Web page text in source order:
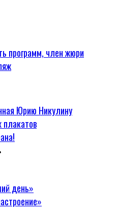
программ, член жюри
Юрию Никулину
плакатов
день»